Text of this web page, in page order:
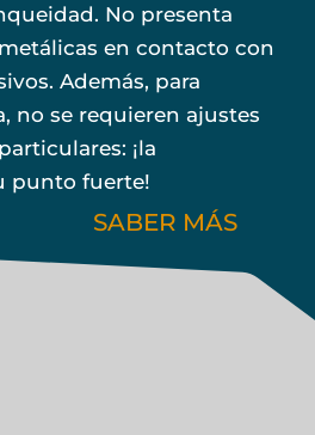
No presenta
en contacto con
Además, para
no se requieren ajustes
¡la
punto fuerte!
SABER MÁS